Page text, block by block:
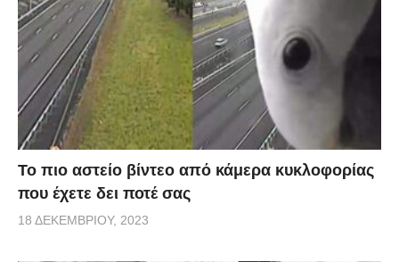
Το πιο αστείο βίντεο από κάμερα κυκλοφορίας
που έχετε δει ποτέ σας
18 ΔΕΚΕΜΒΡΊΟΥ, 2023